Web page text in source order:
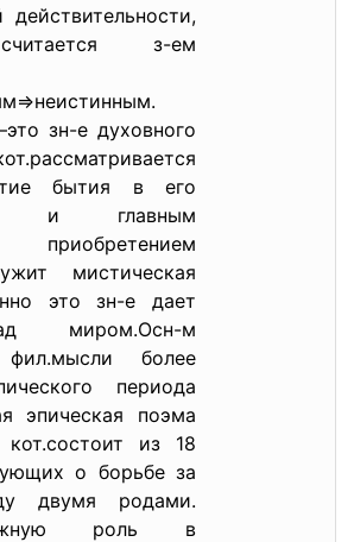
действительности,
з-ем
зн-е духовного
бытия в его
и главным
мистическая
это зн-е дает
миром.Осн-м
фил.мысли более
периода
эпическая поэма
кот.состоит из 18
о борьбе за
двумя родами.
роль в